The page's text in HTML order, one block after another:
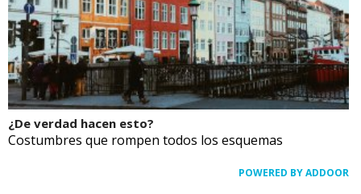
¿De verdad hacen esto?
Costumbres que rompen todos los esquemas
POWERED BY ADDOOR